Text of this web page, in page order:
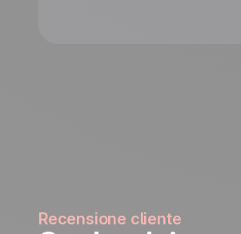
Recensione cliente